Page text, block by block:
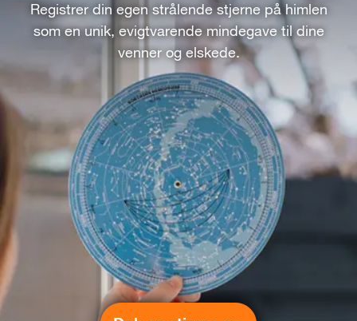
Registrer din egen strålende stjerne på himlen
som en unik, evigtvarende mindegave til dine
venner og elskede.